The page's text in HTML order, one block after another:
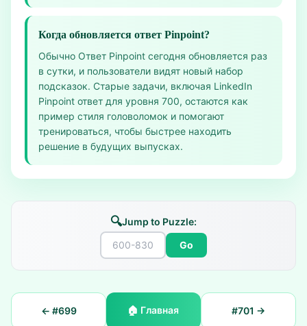
Когда обновляется ответ Pinpoint?
Обычно Ответ Pinpoint сегодня обновляется раз
в сутки, и пользователи видят новый набор
подсказок. Старые задачи, включая LinkedIn
Pinpoint ответ для уровня 700, остаются как
пример стиля головоломок и помогают
тренироваться, чтобы быстрее находить
решение в будущих выпусках.
🔍Jump to Puzzle:
Go
← #699 🏠 Главная #701 →